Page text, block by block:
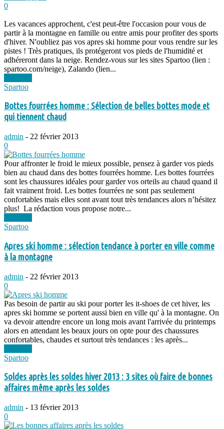
0
Les vacances approchent, c'est peut-être l'occasion pour vous de
partir à la montagne en famille ou entre amis pour profiter des sports
d'hiver. N'oubliez pas vos apres ski homme pour vous rendre sur les
pistes ! Très pratiques, ils protégeront vos pieds de l'humidité et
adhéreront dans la neige. Rendez-vous sur les sites Spartoo (lien :
spartoo.com/neige), Zalando (lien...
Spartoo
Bottes fourrées homme : Sélection de belles bottes mode et
qui tiennent chaud
admin - 22 février 2013
0
Pour affronter le froid le mieux possible, pensez à garder vos pieds
bien au chaud dans des bottes fourrées homme. Les bottes fourrées
sont les chaussures idéales pour garder vos orteils au chaud quand il
fait vraiment froid. Les bottes fourrées ne sont pas seulement
confortables mais elles sont avant tout très tendances alors n’hésitez
plus! La rédaction vous propose notre...
Spartoo
Apres ski homme : sélection tendance à porter en ville comme
à la montagne
admin - 22 février 2013
0
Pas besoin de partir au ski pour porter les it-shoes de cet hiver, les
apres ski homme se portent aussi bien en ville qu' à la montagne. On
va devoir attendre encore un long mois avant l'arrivée du printemps
alors en attendant les beaux jours on opte pour des chaussures
confortables, chaudes et surtout très tendances : les après...
Spartoo
Soldes après les soldes hiver 2013 : 3 sites où faire de bonnes
affaires même après les soldes
admin - 13 février 2013
0